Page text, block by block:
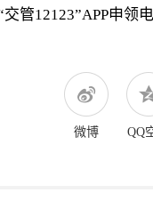
管12123”APP申领电
微博 QQ